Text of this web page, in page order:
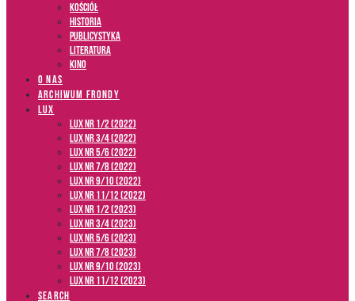
Kościół
Historia
Publicystyka
Literatura
Kino
O NAS
ARCHIWUM FRONDY
LUX
LUX NR 1/2 (2022)
LUX NR 3/4 (2022)
LUX NR 5/6 (2022)
LUX NR 7/8 (2022)
LUX nr 9/10 (2022)
LUX NR 11/12 (2022)
LUX NR 1/2 (2023)
LUX NR 3/4 (2023)
LUX NR 5/6 (2023)
LUX NR 7/8 (2023)
LUX NR 9/10 (2023)
LUX NR 11/12 (2023)
SEARCH